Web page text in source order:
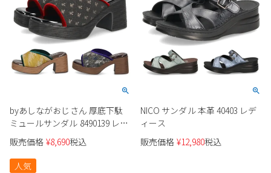
byあしながおじさん 厚底下駄
ミュールサンダル 8490139 レデ
ィース
販売価格 ¥8,690税込
人気
NICO サンダル 本革 40403 レデ
ィース
販売価格 ¥12,980税込